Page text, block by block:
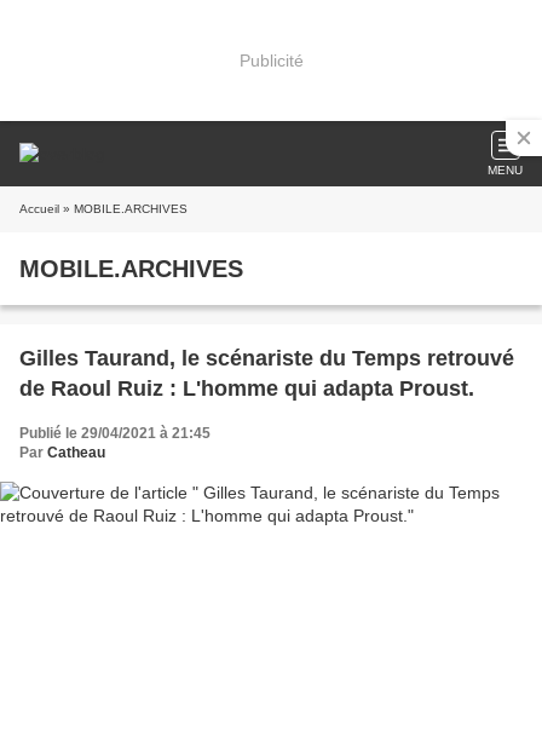
Publicité
MENU
Accueil » MOBILE.ARCHIVES
MOBILE.ARCHIVES
Gilles Taurand, le scénariste du Temps retrouvé
de Raoul Ruiz : L'homme qui adapta Proust.
Publié le 29/04/2021 à 21:45
Par Catheau